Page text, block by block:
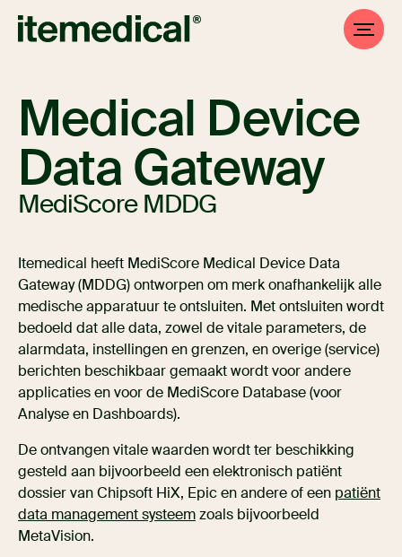
Medical Device
Data Gateway
MediScore MDDG
Itemedical heeft MediScore Medical Device Data
Gateway (MDDG) ontworpen om merk onafhankelijk alle
medische apparatuur te ontsluiten. Met ontsluiten wordt
bedoeld dat alle data, zowel de vitale parameters, de
alarmdata, instellingen en grenzen, en overige (service)
berichten beschikbaar gemaakt wordt voor andere
applicaties en voor de MediScore Database (voor
Analyse en Dashboards).
De ontvangen vitale waarden wordt ter beschikking
gesteld aan bijvoorbeeld een elektronisch patiënt
dossier van Chipsoft HiX, Epic en andere of een patiënt
data management systeemzoals bijvoorbeeld
MetaVision.